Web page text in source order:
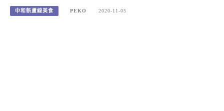
中和新蘆線美食 PEKO 2020-11-05